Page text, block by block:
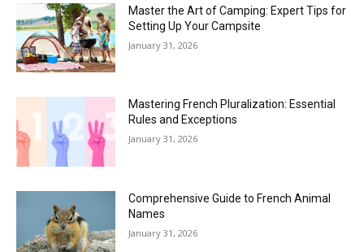
Master the Art of Camping: Expert Tips for
Setting Up Your Campsite
January 31, 2026
Mastering French Pluralization: Essential
Rules and Exceptions
January 31, 2026
Comprehensive Guide to French Animal
Names
January 31, 2026